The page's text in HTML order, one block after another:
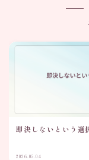
即決しないという選
2026.05.04